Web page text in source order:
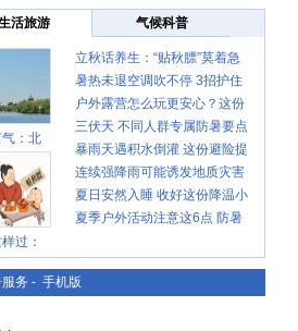
活旅游 气候科普
：北
过：
立秋话养生：“贴秋膘”莫着急
先清暑再防燥
暑热未退空调吹不停 3招护住
肩颈不酸痛
户外露营怎么玩更安心？这份
攻略请收好
三伏天 不同人群专属防暑要点
请收好
暴雨天遇积水倒灌 这份避险提
示请收好
连续强降雨可能诱发地质灾害
这些前兆要知道
夏日安然入睡 收好这份降温小
贴士
夏季户外活动注意这6点 防暑
务 - 手机版